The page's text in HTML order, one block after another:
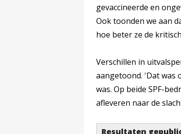
gevaccineerde en
Ook toonden we aan
hoe beter ze de
Verschillen in
aangetoond. 'Dat was
was. Op beide SPF-
afleveren naar de
Resultaten